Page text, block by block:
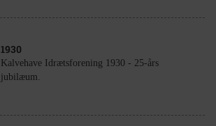
1930
Kalvehave Idrætsforening 1930 - 25-års
jubilæum.